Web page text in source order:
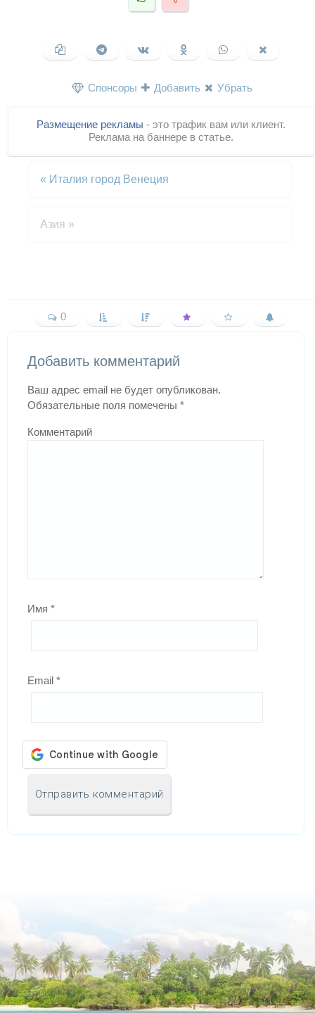
Спонсоры Добавить Убрать
Размещение рекламы - это трафик вам или клиент.
Реклама на баннере в статье.
« Италия город Венеция
Азия »
0
Добавить комментарий
Ваш адрес email не будет опубликован.
Обязательные поля помечены *
Комментарий
Имя *
Email *